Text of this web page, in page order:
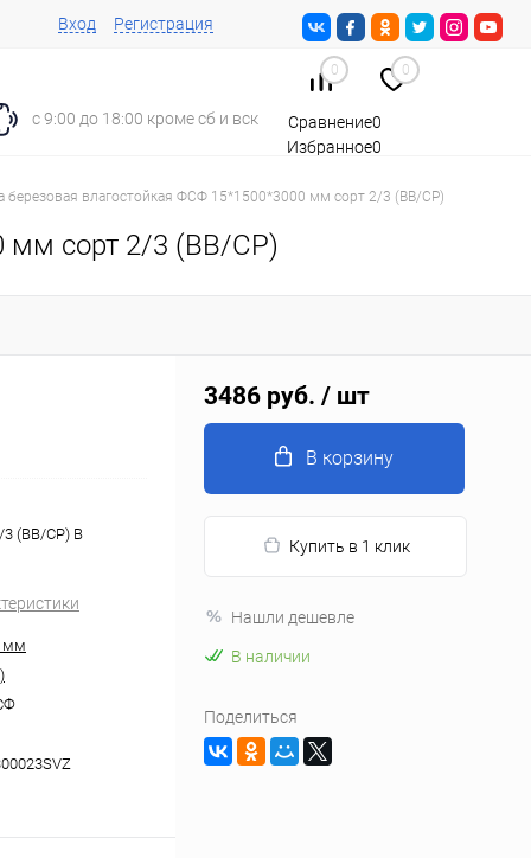
Вход Регистрация
с 9:00 до 18:00 кроме сб и вск
0 0
Сравнение0
Избранное0
березовая влагостойкая ФСФ 15*1500*3000 мм сорт 2/3 (ВВ/СР)
мм сорт 2/3 (ВВ/СР)
3 (ВВ/СР) В
мм
3486 руб. / шт
В корзину
Купить в 1 клик
Нашли дешевле
В наличии
Поделиться